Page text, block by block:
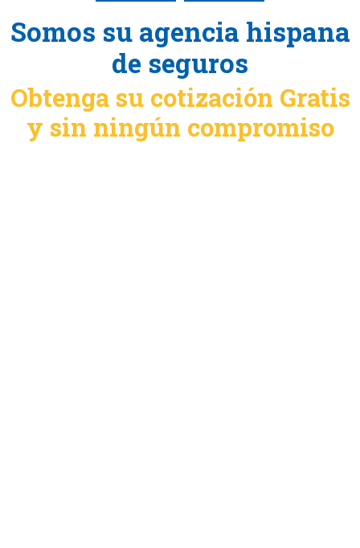
Somos su agencia hispana
de seguros
Obtenga su cotización Gratis
y sin ningún compromiso